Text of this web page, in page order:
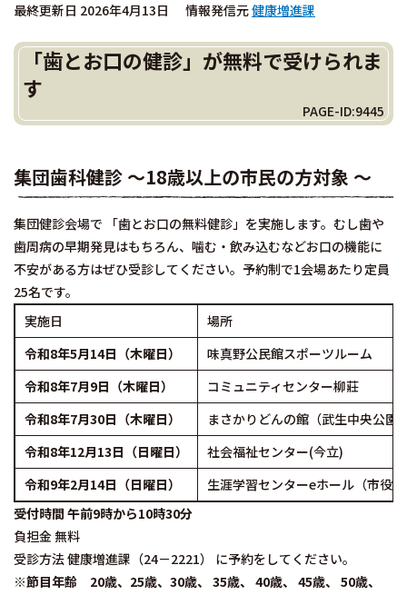
最終更新日 2026年4月13日 情報発信元健康増進課
「歯とお口の健診」が無料で受けられま
す
PAGE-ID:9445
集団歯科健診 ～18歳以上の市民の方対象 ～
集団健診会場で 「歯とお口の無料健診」を実施します。むし歯や
歯周病の早期発見はもちろん、噛む・飲み込むなどお口の機能に
不安がある方はぜひ受診してください。予約制で1会場あたり定員
25名です。
実施日
場所
令和8年5月14日（木曜日）
味真野公民館スポーツルーム
令和8年7月9日（木曜日）
コミュニティセンター柳莊
令和8年7月30日（木曜日）
まさかりどんの館（武生中央公園
令和8年12月13日（日曜日）
社会福祉センター(今立)
令和9年2月14日（日曜日）
生涯学習センターeホール（市役
受付時間 午前9時から10時30分
負担金 無料
受診方法 健康増進課（24－2221） に予約をしてください。
※節目年齢 20歳、25歳、30歳、 35歳、 40歳、 45歳、 50歳、